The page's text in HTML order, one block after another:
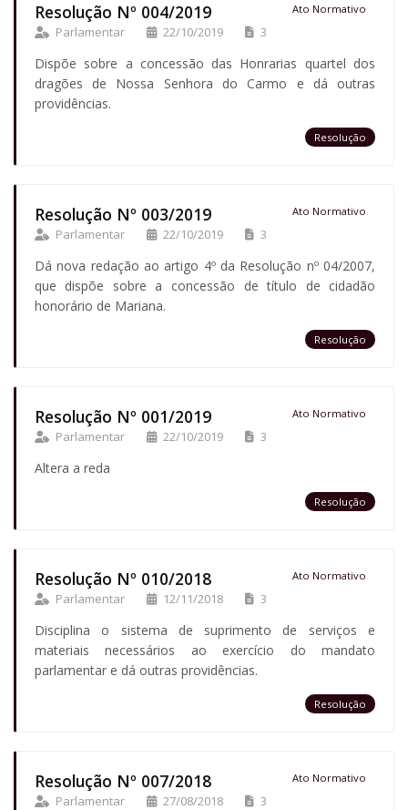
Resolução Nº 004/2019 Ato Normativo
Parlamentar 22/10/2019 3
Dispõe sobre a concessão das Honrarias quartel dos
dragões de Nossa Senhora do Carmo e dá outras
providências.
Resolução
Resolução Nº 003/2019 Ato Normativo
Parlamentar 22/10/2019 3
Dá nova redação ao artigo 4º da Resolução nº 04/2007,
que dispõe sobre a concessão de título de cidadão
honorário de Mariana.
Resolução
Resolução Nº 001/2019 Ato Normativo
Parlamentar 22/10/2019 3
Altera a reda
Resolução
Resolução Nº 010/2018 Ato Normativo
Parlamentar 12/11/2018 3
Disciplina o sistema de suprimento de serviços e
materiais necessários ao exercício do mandato
parlamentar e dá outras providências.
Resolução
Resolução Nº 007/2018 Ato Normativo
Parlamentar 27/08/2018 3